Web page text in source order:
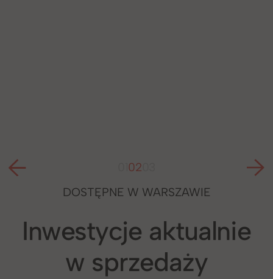
02
DOSTĘPNE W WARSZAWIE
Inwestycje aktualnie
w sprzedaży